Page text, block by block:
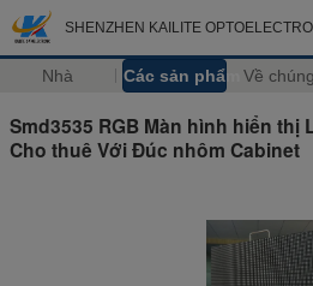
SHENZHEN KAILITE
Nhà Các sản phẩm Về
Smd3535 RGB Màn hình hiển thị
Cho thuê Với Đúc nhôm Cabinet